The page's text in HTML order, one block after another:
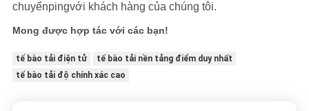
chuyểnpingvới khách hàng của chúng tôi.
Mong được hợp tác với các bạn!
tế bào tải điện tử
tế bào tải nền tảng điểm duy nhất
tế bào tải độ chính xác cao